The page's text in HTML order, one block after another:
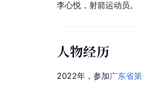
李心悦，射箭运动员。
人物经历
2022年，参加广东省